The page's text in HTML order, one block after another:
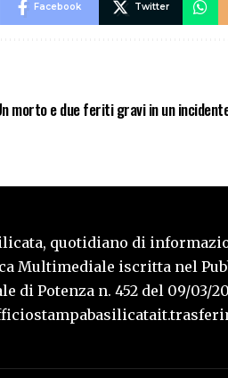
Facebook Twitter
morto e due feriti gravi in un
quotidiano di
Multimediale iscritta nel
di Potenza n. 452 del 09/03/